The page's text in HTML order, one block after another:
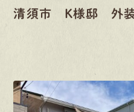
清須市 K様邸 外装